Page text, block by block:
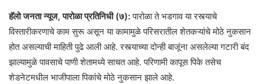
हॅलो जनता न्यूज, पारोळा प्रतिनिधी (७):पारोळा ते भडगाव या रस्त्याचे
विस्तारीकरणाचे काम सुरू असून या कामामुळे परिसरातील शेतकऱ्यांचे मोठे नुकसान
होत असल्याची माहिती पुढे आली आहे. रस्त्याच्या दोन्ही बाजूंना असलेल्या गटारी बंद
झाल्यामुळे पावसाचे पाणी शेतामध्ये साचत आहे. परिणामी कापूस पिके तसेच
शेडनेटमधील भाजीपाला पिकांचे मोठे नुकसान झाले आहे.